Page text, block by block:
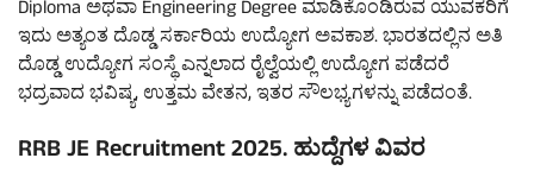
Diploma ಅಥವಾ Engineering Degree ಮಾಡಿಕೊಂಡಿರುವ ಯುವಕರಿಗೆ
ಇದು ಅತ್ಯಂತ ದೊಡ್ಡ ಸರ್ಕಾರಿಯ ಉದ್ಯೋಗ ಅವಕಾಶ. ಭಾರತದಲ್ಲಿನ ಅತಿ
ದೊಡ್ಡ ಉದ್ಯೋಗ ಸಂಸ್ಥೆ ಎನ್ನಲಾದ ರೈಲ್ವೆಯಲ್ಲಿ ಉದ್ಯೋಗ ಪಡೆದರೆ
ಭದ್ರವಾದ ಭವಿಷ್ಯ, ಉತ್ತಮ ವೇತನ, ಇತರ ಸೌಲಭ್ಯಗಳನ್ನು ಪಡೆದಂತೆ.
RRB JE Recruitment 2025. ಹುದ್ದೆಗಳ ವಿವರ